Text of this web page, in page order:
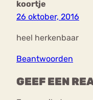
koortje
26 oktober, 2016
heel herkenbaar
Beantwoorden
GEEF EEN